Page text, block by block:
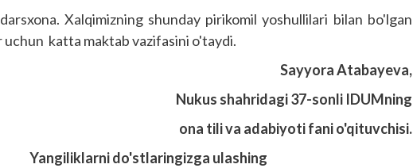
Xalqimizning shunday pirikomil yoshullilari bilan bo'lgan
uchun katta maktab vazifasini o'taydi.
Sayyora Atabayeva,
Nukus shahridagi 37-sonli IDUMning
ona tili va adabiyoti fani o'qituvchisi.
Yangiliklarni do'stlaringizga ulashing